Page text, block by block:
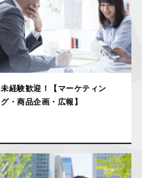
未経験歓迎！【マーケティン
グ・商品企画・広報】